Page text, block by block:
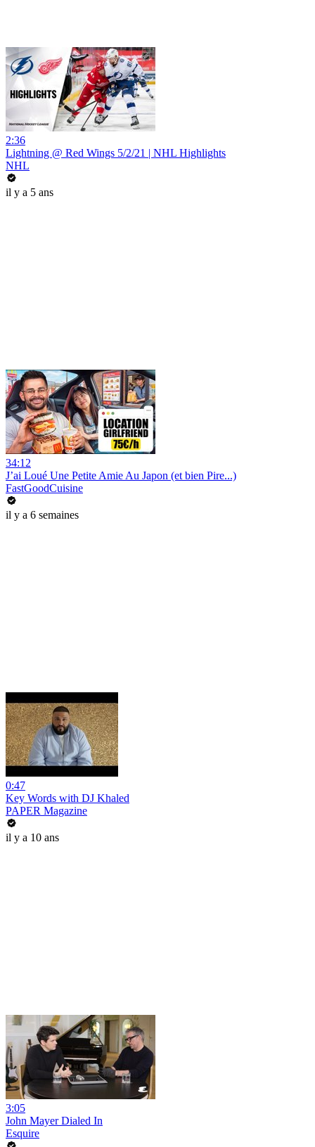
2:36
Lightning @ Red Wings 5/2/21 | NHL Highlights
NHL
il y a 5 ans
34:12
J’ai Loué Une Petite Amie Au Japon (et bien Pire...)
FastGoodCuisine
il y a 6 semaines
0:47
Key Words with DJ Khaled
PAPER Magazine
il y a 10 ans
3:05
John Mayer Dialed In
Esquire